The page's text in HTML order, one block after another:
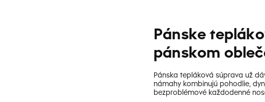
Pánske
pánskom
Pánska tepláková súprava už
námahy kombinujú pohodlie,
bezproblémové každodenné